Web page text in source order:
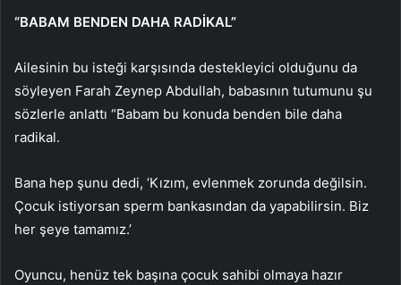
“BABAM BENDEN DAHA RADİKAL”
Ailesinin bu isteği karşısında destekleyici olduğunu da
söyleyen Farah Zeynep Abdullah, babasının tutumunu şu
sözlerle anlattı “Babam bu konuda benden bile daha
radikal.
Bana hep şunu dedi, ‘Kızım, evlenmek zorunda değilsin.
Çocuk istiyorsan sperm bankasından da yapabilirsin. Biz
her şeye tamamız.’
Oyuncu, henüz tek başına çocuk sahibi olmaya hazır